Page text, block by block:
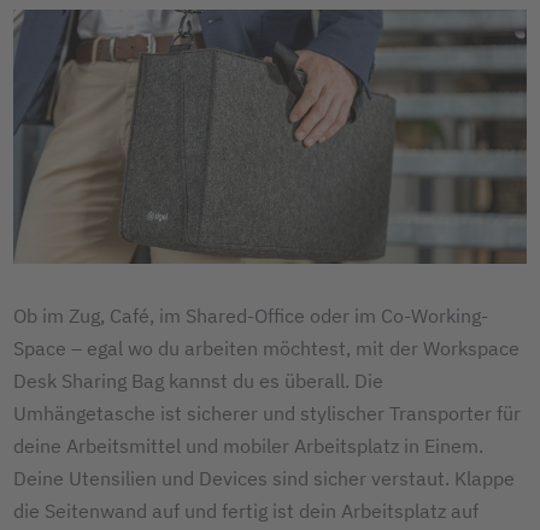
Ob im Zug, Café, im Shared-Office oder im Co-Working-
Space – egal wo du arbeiten möchtest, mit der Workspace
Desk Sharing Bag kannst du es überall. Die
Umhängetasche ist sicherer und stylischer Transporter für
deine Arbeitsmittel und mobiler Arbeitsplatz in Einem.
Deine Utensilien und Devices sind sicher verstaut. Klappe
die Seitenwand auf und fertig ist dein Arbeitsplatz auf